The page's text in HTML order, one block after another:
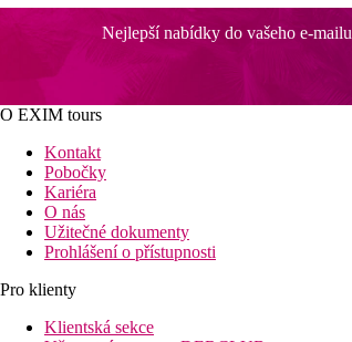
Nejlepší nabídky do vašeho e-mailu
O EXIM tours
Kontakt
Pobočky
Kariéra
O nás
Užitečné dokumenty
Prohlášení o přístupnosti
Pro klienty
Klientská sekce